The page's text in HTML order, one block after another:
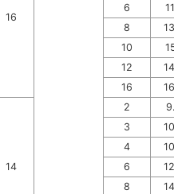
16
6
8
10
12
16
14
2
3
4
6
8